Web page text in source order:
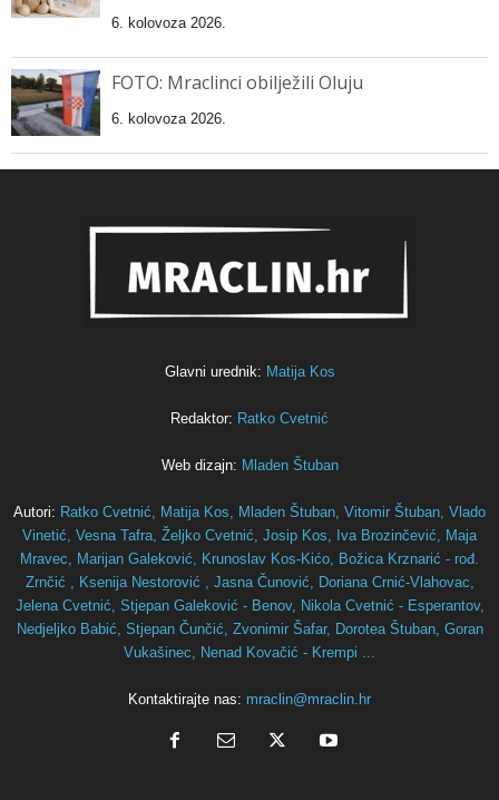
6. kolovoza 2026.
FOTO: Mraclinci obilježili Oluju
6. kolovoza 2026.
Glavni urednik: Matija Kos
Redaktor: Ratko Cvetnić
Web dizajn: Mladen Štuban
Autori: Ratko Cvetnić, Matija Kos, Mladen Štuban, Vitomir Štuban, Vlado
Vinetić, Vesna Tafra, Željko Cvetnić, Josip Kos, Iva Brozinčević,
Maja
Mravec,
Marijan Galeković, Krunoslav Kos-Kićo,
Božica Krznarić - rođ.
Zrnčić ,
Ksenija Nestorović , Jasna Čunović,
Doriana Crnić-Vlahovac,
Jelena Cvetnić, Stjepan Galeković - Benov, Nikola Cvetnić - Esperantov,
Nedjeljko Babić, Stjepan Čunčić, Zvonimir Šafar, Dorotea Štuban, Goran
Vukašinec,
Nenad Kovačić - Krempi ...
Kontaktirajte nas: mraclin@mraclin.hr